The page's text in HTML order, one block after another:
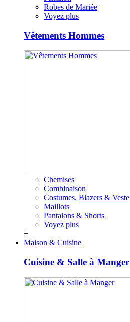
Robes de Mariée
Voyez plus
Vêtements Hommes
Chemises
Combinaison
Costumes, Blazers & Veste
Maillots
Pantalons & Shorts
Voyez plus
+
Maison & Cuisine
Cuisine & Salle à Manger